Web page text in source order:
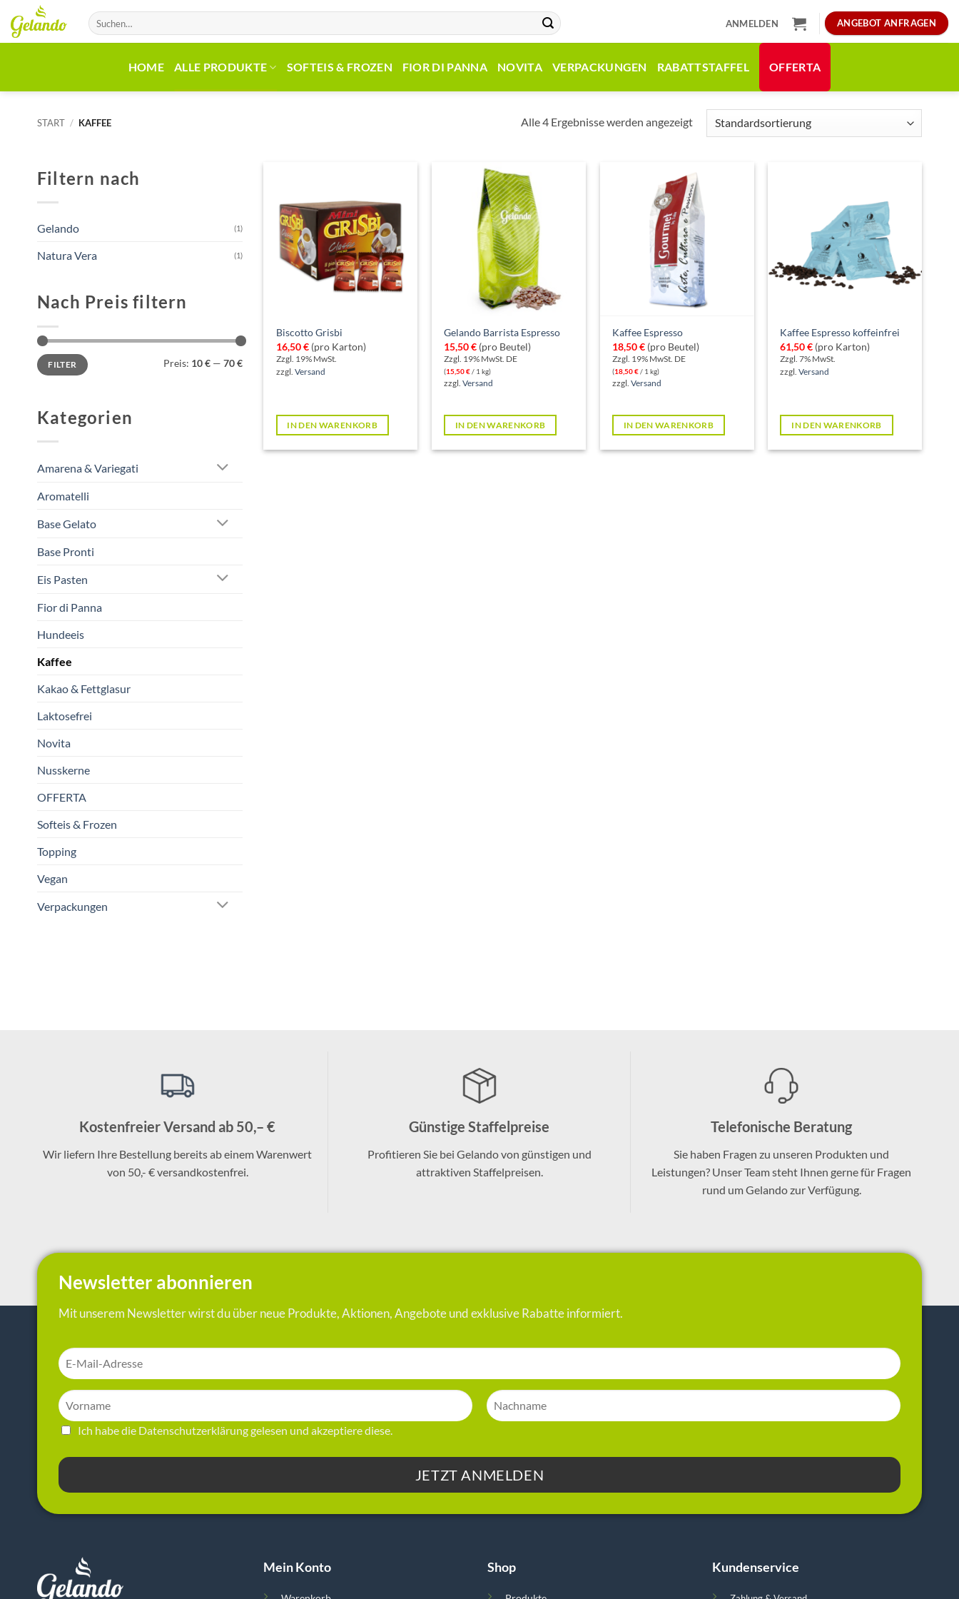
Inhalt
springen
Suchen
nach:
ANMELDEN ANGEBOT ANFRAGEN
HOME ALLE PRODUKTE SOFTEIS & FROZEN FIOR DI PANNA NOVITA VERPACKUNGEN RABATTSTAFFEL OFFERTA
START / KAFFEE Alle 4 Ergebnisse werden angezeigt
Filtern nach
Gelando (1)
Natura Vera (1)
Nach Preis filtern
Min.
Preis
Max.
PreisFILTER Preis: 10 €— 70 €
Kategorien
Amarena & Variegati
Aromatelli
Base Gelato
Base Pronti
Eis Pasten
Fior di Panna
Hundeeis
Kaffee
Kakao & Fettglasur
Laktosefrei
Novita
Nusskerne
OFFERTA
Softeis & Frozen
Topping
Vegan
Verpackungen
Biscotto Grisbi
16,50€(pro Karton)
Zzgl. 19% MwSt.
zzgl. Versand
IN DEN WARENKORB
Gelando Barrista Espresso
15,50€ (pro Beutel)
Zzgl. 19% MwSt. DE
(15,50€/ 1 kg)
zzgl.Versand
IN DEN WARENKORB
Kaffee Espresso
18,50€(pro Beutel)
Zzgl. 19% MwSt. DE
(18,50€/ 1 kg)
zzgl. Versand
IN DEN WARENKORB
Kaffee Espresso koffeinfrei
61,50€ (pro Karton)
Zzgl. 7% MwSt.
zzgl.Versand
IN DEN WARENKORB
Kostenfreier Versand ab 50,– €
Wir liefern Ihre Bestellung bereits ab einem Warenwert
von 50,- € versandkostenfrei.
Günstige Staffelpreise
Profitieren Sie bei Gelando von günstigen und
attraktiven Staffelpreisen.
Telefonische Beratung
Sie haben Fragen zu unseren Produkten und
Leistungen? Unser Team steht Ihnen gerne für Fragen
rund um Gelando zur Verfügung.
Newsletter abonnieren
Mit unserem Newsletter wirst du über neue Produkte, Aktionen, Angebote und exklusive Rabatte informiert.
Ich habe die Datenschutzerklärunggelesen und akzeptiere diese.
Mein Konto Shop Kundenservice